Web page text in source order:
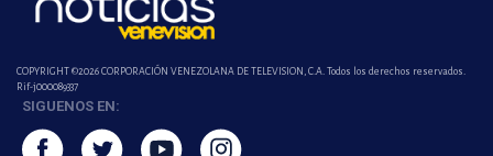
COPYRIGHT ©2026 CORPORACIÓN VENEZOLANA DE TELEVISION, C.A. Todos los derechos reservados.
Rif-j000089337
SIGUENOS EN: